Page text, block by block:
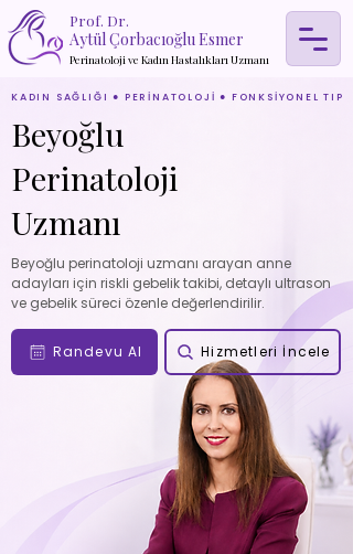
Prof. Dr.
Aytül Çorbacıoğlu Esmer
Perinatoloji ve Kadın Hastalıkları Uzmanı
KADIN SAĞLIĞI ● PERİNATOLOJİ ● FONKSİYONEL TIP
Beyoğlu
Perinatoloji
Uzmanı
Beyoğlu perinatoloji uzmanı arayan anne
adayları için riskli gebelik takibi, detaylı ultrason
ve gebelik süreci özenle değerlendirilir.
Randevu Al Hizmetleri İncele